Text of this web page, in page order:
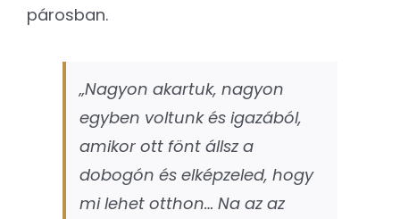
párosban.
„Nagyon akartuk, nagyon
egyben voltunk és igazából,
amikor ott fönt állsz a
dobogón és elképzeled, hogy
mi lehet otthon… Na az az